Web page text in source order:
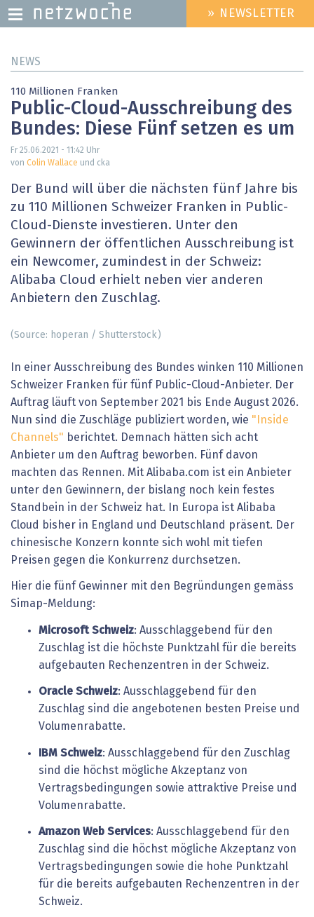
zum
HEADER
MENU
» NEWSLETTER
NEWS
110 Millionen Franken
Public-Cloud-Ausschreibung des
Bundes: Diese Fünf setzen es um
Fr 25.06.2021 - 11:42 Uhr
von Colin Wallace und cka
Der Bund will über die nächsten fünf Jahre bis
zu 110 Millionen Schweizer Franken in Public-
Cloud-Dienste investieren. Unter den
Gewinnern der öffentlichen Ausschreibung ist
ein Newcomer, zumindest in der Schweiz:
Alibaba Cloud erhielt neben vier anderen
Anbietern den Zuschlag.
(Source: hoperan / Shutterstock)
In einer Ausschreibung des Bundes winken 110 Millionen
Schweizer Franken für fünf Public-Cloud-Anbieter. Der
Auftrag läuft von September 2021 bis Ende August 2026.
Nun sind die Zuschläge publiziert worden, wie "Inside
Channels" berichtet. Demnach hätten sich acht
Anbieter um den Auftrag beworben. Fünf davon
machten das Rennen. Mit Alibaba.com ist ein Anbieter
unter den Gewinnern, der bislang noch kein festes
Standbein in der Schweiz hat. In Europa ist Alibaba
Cloud bisher in England und Deutschland präsent. Der
chinesische Konzern konnte sich wohl mit tiefen
Preisen gegen die Konkurrenz durchsetzen.
Hier die fünf Gewinner mit den Begründungen gemäss
Simap-Meldung:
Microsoft Schweiz: Ausschlaggebend für den
Zuschlag ist die höchste Punktzahl für die bereits
aufgebauten Rechenzentren in der Schweiz.
Oracle Schweiz: Ausschlaggebend für den
Zuschlag sind die angebotenen besten Preise und
Volumenrabatte.
IBM Schweiz: Ausschlaggebend für den Zuschlag
sind die höchst mögliche Akzeptanz von
Vertragsbedingungen sowie attraktive Preise und
Volumenrabatte.
Amazon Web Services: Ausschlaggebend für den
Zuschlag sind die höchst mögliche Akzeptanz von
Vertragsbedingungen sowie die hohe Punktzahl
für die bereits aufgebauten Rechenzentren in der
Schweiz.